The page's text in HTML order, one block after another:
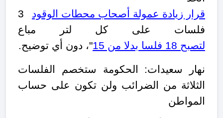
قرار زيادة عمولة أصحاب محطات الوقود
3
فلسات على كل لتر مباع
لتصبح 18 فلسا بدلا من 15
"، دون أي توضيح.
نهار سعيدات: الحكومة ستخصم الفلسات
الثلاثة من الضرائب ولن تكون على حساب
المواطن